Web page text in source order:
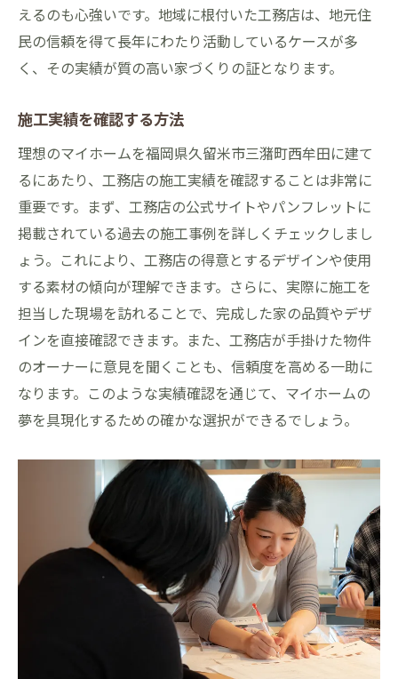
アフターサービスについての確認
支払い条件の透明性を確保する
施工期間とその管理方法
久留米市でのマイホーム作りに必要な情報と注
意点
地域の建築規制についての理解
資金計画の立て方とその管理
周辺環境の変化に対する備え
住宅ローン選びのポイント
施工会社との契約内容の確認
住まいの耐震性を高める工夫
個性豊かな家をデザインするための地域特性活
用法
地域の歴史と文化を取り入れたデザイン
気候風土に適した素材選び
景観に溶け込む外観設計の工夫
地域特有の植物を活かした庭作り
伝統的な技法を取り入れた施工
地域の職人と協力した家づくり
えるのも心強いです。地域に根付いた工務店は、地元住
民の信頼を得て長年にわたり活動しているケースが多
く、その実績が質の高い家づくりの証となります。
施工実績を確認する方法
理想のマイホームを福岡県久留米市三潴町西牟田に建て
るにあたり、工務店の施工実績を確認することは非常に
重要です。まず、工務店の公式サイトやパンフレットに
掲載されている過去の施工事例を詳しくチェックしまし
ょう。これにより、工務店の得意とするデザインや使用
する素材の傾向が理解できます。さらに、実際に施工を
担当した現場を訪れることで、完成した家の品質やデザ
インを直接確認できます。また、工務店が手掛けた物件
のオーナーに意見を聞くことも、信頼度を高める一助に
なります。このような実績確認を通じて、マイホームの
夢を具現化するための確かな選択ができるでしょう。